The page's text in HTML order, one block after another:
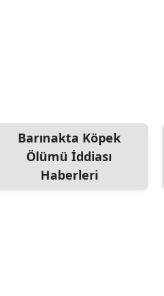
Barınakta Köpek
Ölümü İddiası
Haberleri